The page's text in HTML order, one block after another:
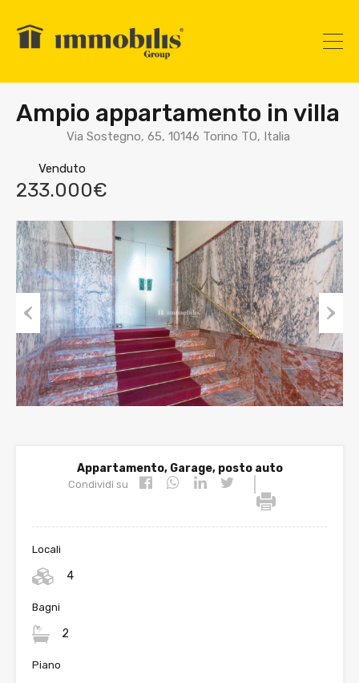
Ampio appartamento in villa
Via Sostegno, 65, 10146 Torino TO, Italia
Venduto
233.000€
Prev
ious
Nex
t
Appartamento, Garage, posto auto
Condividi su
Locali
4
Bagni
2
Piano